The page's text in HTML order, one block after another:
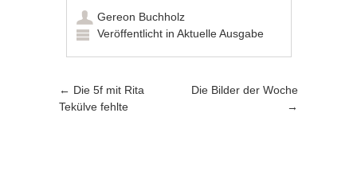
Gereon Buchholz
Veröffentlicht inAktuelle Ausgabe
Artikel-Navigation
← Die 5f mit Rita
Tekülve fehlte
Die Bilder der Woche
→